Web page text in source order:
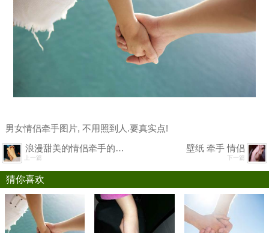
男女情侣牵手图片, 不用照到人.要真实点!
浪漫甜美的情侣牵手的唯美小清新图片
上一篇
壁纸 牵手 情侣
下一篇
猜你喜欢